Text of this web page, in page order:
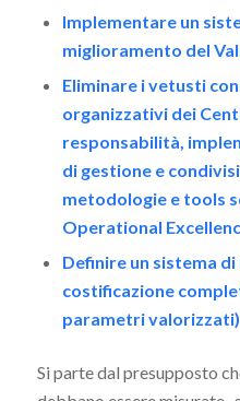
Implementare un
miglioramento del
Eliminare i vetusti
organizzativi dei
responsabilità,
di gestione e
metodologie e tools
Operational
Definire un sistema
costificazione
parametri valorizzati)
Si parte dal presupposto